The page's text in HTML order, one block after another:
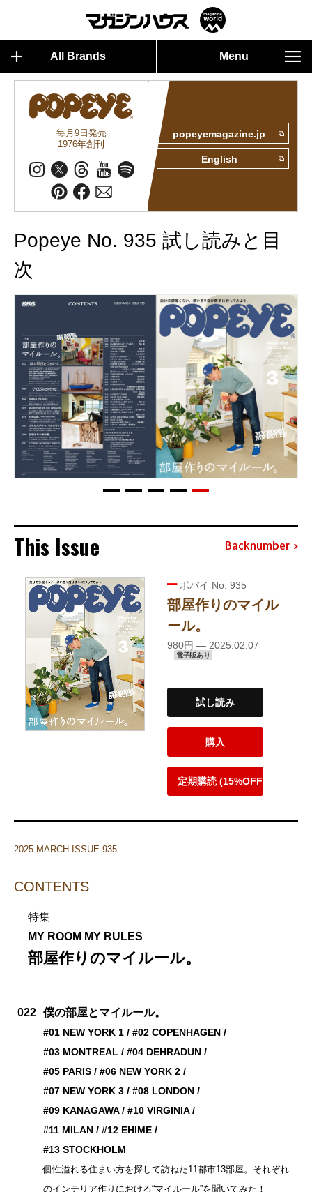
All Brands Menu
毎月9日発売
1976年創刊
popeyemagazine.jp
English
Popeye No. 935 試し読みと目
次
This Issue Backnumber
ポパイ No. 935
部屋作りのマイル
ール。
980円 — 2025.02.07
電子版あり
試し読み
購入
定期購読 (15%OFF)
2025 MARCH ISSUE 935
CONTENTS
特集
MY ROOM MY RULES
部屋作りのマイルール。
022 僕の部屋とマイルール。
#01 NEW YORK 1 / #02 COPENHAGEN /
#03 MONTREAL / #04 DEHRADUN /
#05 PARIS / #06 NEW YORK 2 /
#07 NEW YORK 3 / #08 LONDON /
#09 KANAGAWA / #10 VIRGINIA /
#11 MILAN / #12 EHIME /
#13 STOCKHOLM
個性溢れる住まい方を探して訪ねた11都市13部屋。それぞれ
のインテリア作りにおける“マイルール”を聞いてみた！